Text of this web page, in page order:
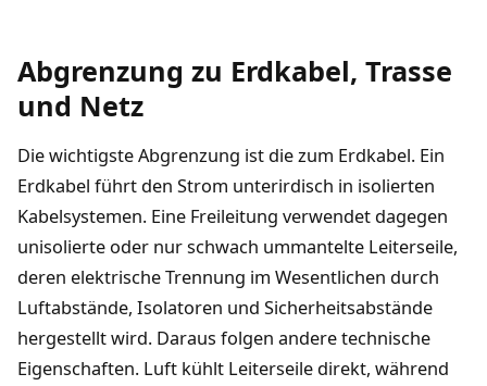
Abgrenzung zu Erdkabel, Trasse
und Netz
Die wichtigste Abgrenzung ist die zum Erdkabel. Ein
Erdkabel führt den Strom unterirdisch in isolierten
Kabelsystemen. Eine Freileitung verwendet dagegen
unisolierte oder nur schwach ummantelte Leiterseile,
deren elektrische Trennung im Wesentlichen durch
Luftabstände, Isolatoren und Sicherheitsabstände
hergestellt wird. Daraus folgen andere technische
Eigenschaften. Luft kühlt Leiterseile direkt, während